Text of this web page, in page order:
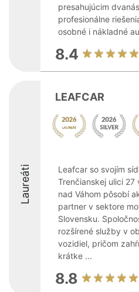
presahujúcim
profesionálne
osobné i nákladné
8.4
Laureáti
LEAFCAR
Leafcar so svojím
Trenčianskej ulici 27
nad Váhom pôsobí
partner v sektore
Slovensku.
rozšírené služby v
vozidiel, pričom
krátke ...
8.8